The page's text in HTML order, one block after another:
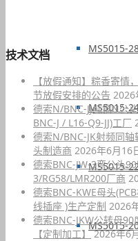
MS5015-
MS5015-
MS5015-
MS5015-
技术文档
【放假通知】粽香寄情
节放假安排的公告 2026
德索N/BNC-JJ纯铜N公
BNC-J / L16-Q9-JJ)工厂
德索N/BNC-JK射频同
头制造商 2026年6月16
德索BNC-JW-3弯公头
3/RG58/LMR200厂商
德索BNC-KWE母头
线插座 )生产定制 2026
德索BNC-JKW公转母
【定制加工】 2026年6